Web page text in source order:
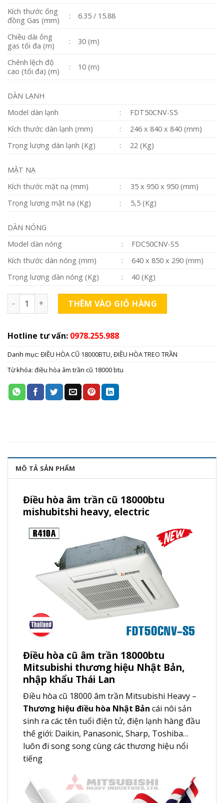
Kích thước ống
đồng Gas (mm)
: 6.35 / 15.88
Chiều dài ống
gas tối đa (m)
: 30 (m)
Chênh lệch độ
cao (tối đa) (m)
: 10 (m)
DÀN LẠNH
Model dàn lạnh
:
FDT50CNV-S5
Kích thước dàn lạnh (mm)
:
246 x 840 x 840 (mm)
Trọng lượng dàn lạnh (Kg)
: 22 (Kg)
MẶT NẠ
Kích thước mặt nạ (mm)
:
35 x 950 x 950 (mm)
Trọng lượng mặt nạ (Kg)
: 5,5 (Kg)
DÀN NÓNG
Model dàn nóng
:
FDC50CNV-S5
Kích thước dàn nóng (mm)
:
640 x 850 x 290 (mm)
Trọng lượng dàn nóng (Kg)
: 40 (Kg)
Điều hòa âm trần cũ 18000btu mishubitshi số lượng
THÊM VÀO GIỎ HÀNG
Hotline tư vấn: 0978.255.988
Danh mục: ĐIỀU HÒA CŨ 18000BTU,ĐIỀU HÒA TREO TRẦN
Từ khóa: điều hòa âm trần cũ 18000 btu
MÔ TẢ SẢN PHẨM
Điều hòa âm trần cũ 18000btu
mishubitshi heavy, electric
Điều hòa cũ âm trần 18000btu
Mitsubishi thương hiệu Nhật Bản,
nhập khẩu Thái Lan
Điều hòa cũ 18000 âm trần Mitsubishi Heavy –
Thương hiệu điều hòa Nhật Bản cái nôi sản
sinh ra các tên tuổi điện tử, điện lạnh hàng đầu
thế giới: Daikin, Panasonic, Sharp, Toshiba…
luôn đi song song cùng các thương hiệu nổi
tiếng